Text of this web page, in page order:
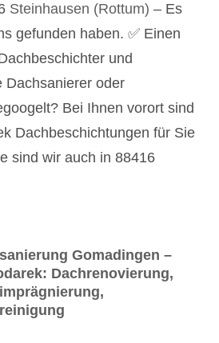
Steinhausen (Rottum) – Es
gefunden haben. ✅ Einen
und
Dachsanierer oder
Bei Ihnen vorort sind
Dachbeschichtungen für Sie
sind wir auch in 88416
Gomadingen –
Dachrenovierung,